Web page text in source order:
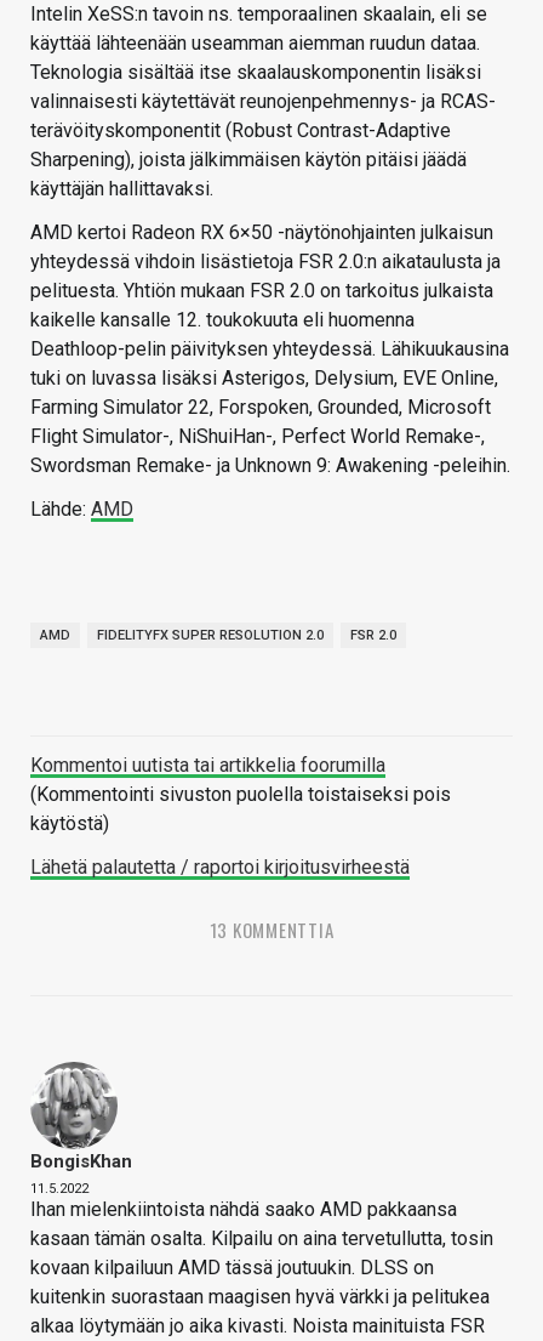
Intelin XeSS:n tavoin ns. temporaalinen skaalain, eli se
käyttää lähteenään useamman aiemman ruudun dataa.
Teknologia sisältää itse skaalauskomponentin lisäksi
valinnaisesti käytettävät reunojenpehmennys- ja RCAS-
terävöityskomponentit (Robust Contrast-Adaptive
Sharpening), joista jälkimmäisen käytön pitäisi jäädä
käyttäjän hallittavaksi.
AMD kertoi Radeon RX 6×50 -näytönohjainten julkaisun
yhteydessä vihdoin lisästietoja FSR 2.0:n aikataulusta ja
pelituesta. Yhtiön mukaan FSR 2.0 on tarkoitus julkaista
kaikelle kansalle 12. toukokuuta eli huomenna
Deathloop-pelin päivityksen yhteydessä. Lähikuukausina
tuki on luvassa lisäksi Asterigos, Delysium, EVE Online,
Farming Simulator 22, Forspoken, Grounded, Microsoft
Flight Simulator-, NiShuiHan-, Perfect World Remake-,
Swordsman Remake- ja Unknown 9: Awakening -peleihin.
Lähde: AMD
AMD FIDELITYFX SUPER RESOLUTION 2.0 FSR 2.0
Kommentoi uutista tai artikkelia foorumilla
(Kommentointi sivuston puolella toistaiseksi pois
käytöstä)
Lähetä palautetta / raportoi kirjoitusvirheestä
13 KOMMENTTIA
BongisKhan
11.5.2022
Ihan mielenkiintoista nähdä saako AMD pakkaansa
kasaan tämän osalta. Kilpailu on aina tervetullutta, tosin
kovaan kilpailuun AMD tässä joutuukin. DLSS on
kuitenkin suorastaan maagisen hyvä värkki ja pelitukea
alkaa löytymään jo aika kivasti. Noista mainituista FSR